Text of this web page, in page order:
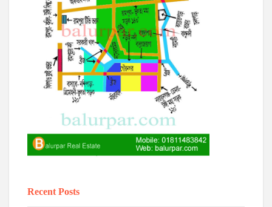
Recent Posts